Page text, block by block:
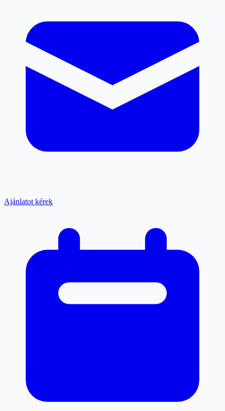
Ajánlatot kérek